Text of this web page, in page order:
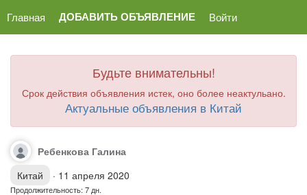
Главная ДОБАВИТЬ ОБЪЯВЛЕНИЕ Войти
Будьте внимательны!
Срок действия объявления истек, оно более неактульано.
Актуальные объявления в Китай
Ребенкова Галина
Китай
· 11 апреля 2020
Продолжительность: 7 дн.